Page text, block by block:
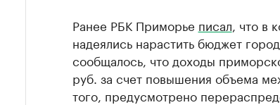
Ранее РБК Приморье писал , что в
надеялись нарастить бюджет
сообщалось, что доходы
руб. за счет повышения объема
того, предусмотрено